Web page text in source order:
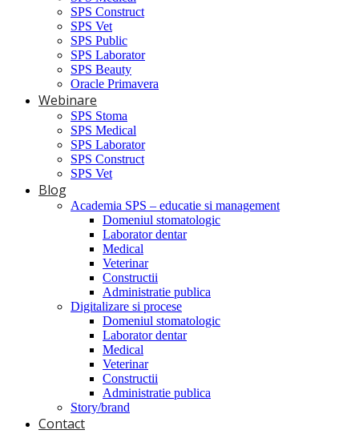
SPS Construct
SPS Vet
SPS Public
SPS Laborator
SPS Beauty
Oracle Primavera
Webinare
SPS Stoma
SPS Medical
SPS Laborator
SPS Construct
SPS Vet
Blog
Academia SPS – educatie si management
Domeniul stomatologic
Laborator dentar
Medical
Veterinar
Constructii
Administratie publica
Digitalizare si procese
Domeniul stomatologic
Laborator dentar
Medical
Veterinar
Constructii
Administratie publica
Story/brand
Contact